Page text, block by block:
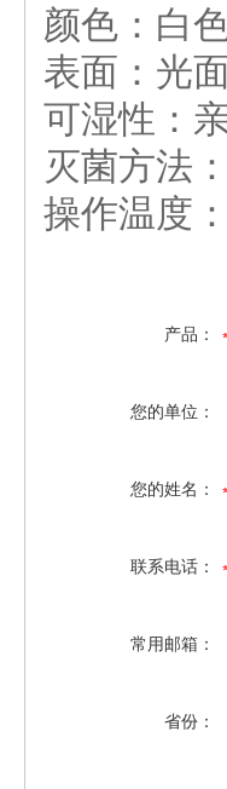
颜色：白
表面：光
可湿性：
灭菌方法
操作温度
产品：
您的单位：
您的姓名：
联系电话：
常用邮箱：
省份：